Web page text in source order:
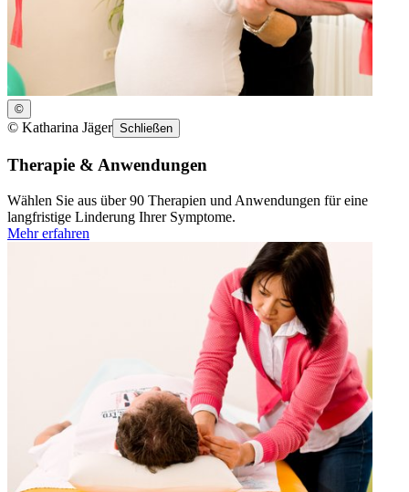
©
© Katharina Jäger Schließen
Therapie & Anwendungen
Wählen Sie aus über 90 Therapien und Anwendungen für eine
langfristige Linderung Ihrer Symptome.
Mehr erfahren